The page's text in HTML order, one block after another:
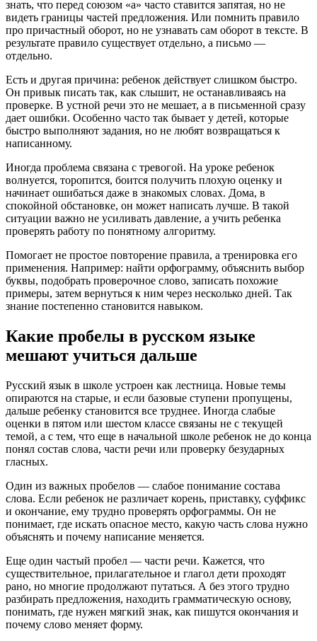
знать, что перед союзом «а» часто ставится запятая, но не
видеть границы частей предложения. Или помнить правило
про причастный оборот, но не узнавать сам оборот в тексте. В
результате правило существует отдельно, а письмо —
отдельно.
Есть и другая причина: ребенок действует слишком быстро.
Он привык писать так, как слышит, не останавливаясь на
проверке. В устной речи это не мешает, а в письменной сразу
дает ошибки. Особенно часто так бывает у детей, которые
быстро выполняют задания, но не любят возвращаться к
написанному.
Иногда проблема связана с тревогой. На уроке ребенок
волнуется, торопится, боится получить плохую оценку и
начинает ошибаться даже в знакомых словах. Дома, в
спокойной обстановке, он может написать лучше. В такой
ситуации важно не усиливать давление, а учить ребенка
проверять работу по понятному алгоритму.
Помогает не простое повторение правила, а тренировка его
применения. Например: найти орфограмму, объяснить выбор
буквы, подобрать проверочное слово, записать похожие
примеры, затем вернуться к ним через несколько дней. Так
знание постепенно становится навыком.
Какие пробелы в русском языке
мешают учиться дальше
Русский язык в школе устроен как лестница. Новые темы
опираются на старые, и если базовые ступени пропущены,
дальше ребенку становится все труднее. Иногда слабые
оценки в пятом или шестом классе связаны не с текущей
темой, а с тем, что еще в начальной школе ребенок не до конца
понял состав слова, части речи или проверку безударных
гласных.
Один из важных пробелов — слабое понимание состава
слова. Если ребенок не различает корень, приставку, суффикс
и окончание, ему трудно проверять орфограммы. Он не
понимает, где искать опасное место, какую часть слова нужно
объяснять и почему написание меняется.
Еще один частый пробел — части речи. Кажется, что
существительное, прилагательное и глагол дети проходят
рано, но многие продолжают путаться. А без этого трудно
разбирать предложения, находить грамматическую основу,
понимать, где нужен мягкий знак, как пишутся окончания и
почему слово меняет форму.